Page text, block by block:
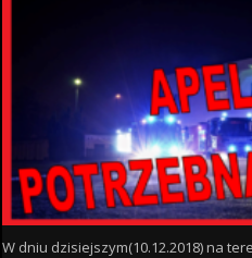
W dniu dzisiejszym(10.12.2018) na